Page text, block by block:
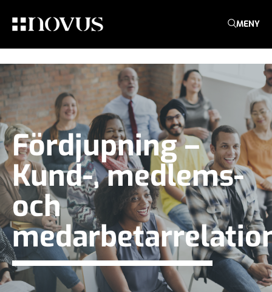
MENY
Fördjupning –
Kund-, medlems-
och